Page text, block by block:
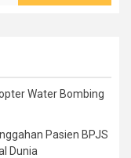
Water Bombing
Pasien BPJS
Dunia